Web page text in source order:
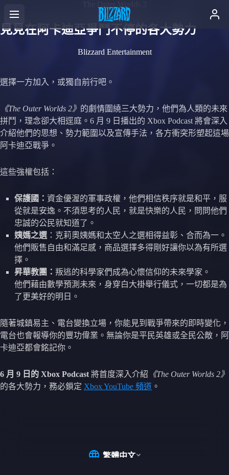
見見在阿卡迪亞爭鬥不停的各大勢力
Blizzard Entertainment
選擇一方加入，或獨自前行吧。
《The Outer Worlds 2》 的劇情圍繞三大勢力，他們為人類的未來
拼鬥，理念卻大相逕庭。6 月 9 日播出的 Xbox Podcast 將會深入
介紹他們的思想、勢力範圍以及宣傳手法，各方衝突形塑起這場
阿卡迪亞戰爭。
這些強權包括：
保護國： 資金優渥的軍事政權，他們相信秩序就是和平，服
從就是安逸。不須思考的人民，就是快樂的人民，問問他們
忠誠的公民就知道了。
姨媽之選 ：克莉奧姨媽和太空人之選相得益彰、合而為一。
他們販售自由和滿足感，商品選擇多得剛好讓你以為有所選
擇。
昇華教團： 叛逃的科學家們成為心懷信仰的未來學家。
他們藉由數學預測未來，身穿白大褂舉行儀式，一切都是為
了更美好的明日。
隨著城鎮易主、電台變換立場，你能見到戰爭帶來的即時變化，
電台也會報導你的豐功偉業。無論你是平民英雄或全民公敵，阿
卡迪亞都會銘記你。
6 月 9 日的 Xbox Podcast 將首度深入介紹 《The Outer Worlds 2》
的各大勢力，務必鎖定 Xbox YouTube 頻道 。